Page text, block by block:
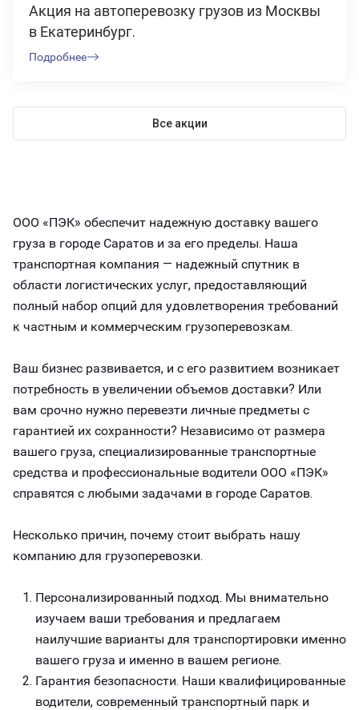
Акция на автоперевозку грузов из Москвы
в Екатеринбург.
Подробнее
Все акции
ООО «ПЭК» обеспечит надежную доставку вашего
груза в городе Саратов и за его пределы. Наша
транспортная компания — надежный спутник в
области логистических услуг, предоставляющий
полный набор опций для удовлетворения требований
к частным и коммерческим грузоперевозкам.
Ваш бизнес развивается, и с его развитием возникает
потребность в увеличении объемов доставки? Или
вам срочно нужно перевезти личные предметы с
гарантией их сохранности? Независимо от размера
вашего груза, специализированные транспортные
средства и профессиональные водители ООО «ПЭК»
справятся с любыми задачами в городе Саратов.
Несколько причин, почему стоит выбрать нашу
компанию для грузоперевозки.
Персонализированный подход. Мы внимательно
изучаем ваши требования и предлагаем
наилучшие варианты для транспортировки именно
вашего груза и именно в вашем регионе.
Гарантия безопасности. Наши квалифицированные
водители, современный транспортный парк и